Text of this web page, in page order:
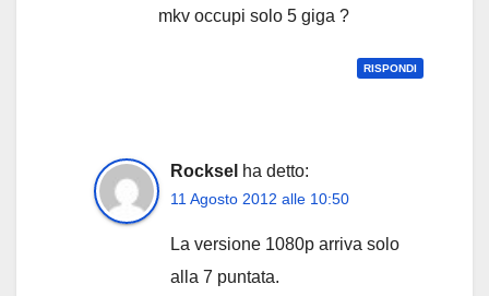
mkv occupi solo 5 giga ?
RISPONDI
Rocksel ha detto:
11 Agosto 2012 alle 10:50
La versione 1080p arriva solo
alla 7 puntata.